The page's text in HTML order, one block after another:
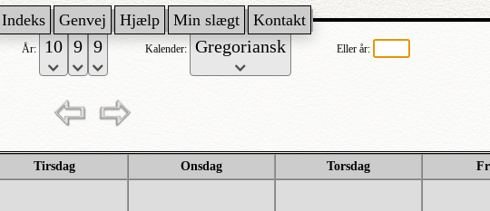
Indeks Genvej Hjælp Min slægt Kontakt
År: Kalender: Eller år:
Tirsdag Onsdag Torsdag